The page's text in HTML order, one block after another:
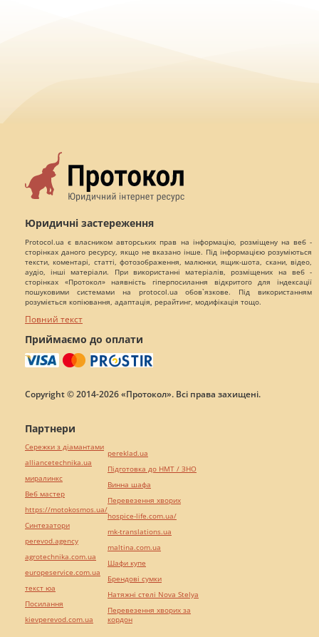
Юридичні застереження
Protocol.ua є власником авторських прав на інформацію, розміщену на веб -
сторінках даного ресурсу, якщо не вказано інше. Під інформацією розуміються
тексти, коментарі, статті, фотозображення, малюнки, ящик-шота, скани, відео,
аудіо, інші матеріали. При використанні матеріалів, розміщених на веб -
сторінках «Протокол» наявність гіперпосилання відкритого для індексації
пошуковими системами на protocol.ua обов`язкове. Під використанням
розуміється копіювання, адаптація, рерайтинг, модифікація тощо.
Повний текст
Приймаємо до оплати
Copyright © 2014-2026 «Протокол». Всі права захищені.
Партнери
Сережки з діамантами
alliancetechnika.ua
миралинкс
Веб мастер
https://motokosmos.ua/
Синтезатори
perevod.agency
agrotechnika.com.ua
europeservice.com.ua
текст юа
Посилання
kievperevod.com.ua
pereklad.ua
Підготовка до НМТ / ЗНО
Винна шафа
Перевезення хворих
hospice-life.com.ua/
mk-translations.ua
maltina.com.ua
Шафи купе
Брендові сумки
Натяжні стелі Nova Stelya
Перевезення хворих за
кордон